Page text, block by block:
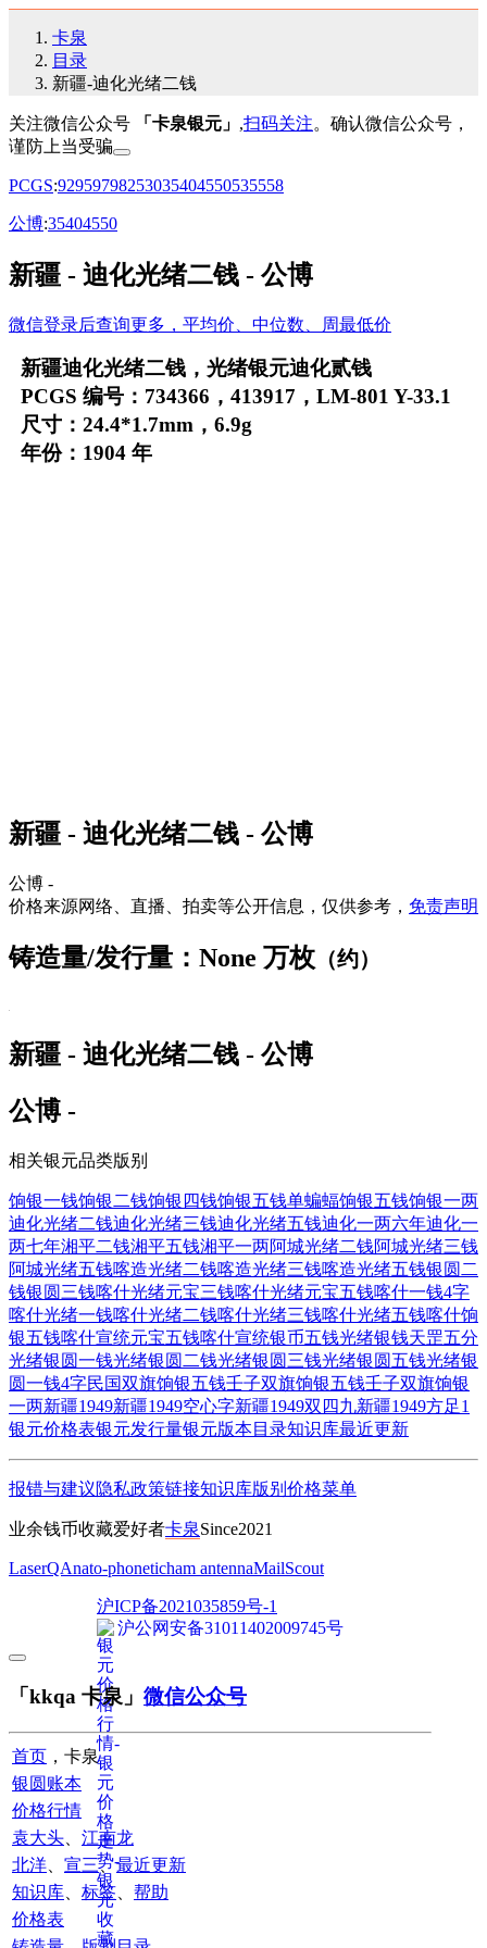
卡泉
目录
新疆-迪化光绪二钱
关注微信公众号 「卡泉银元」 ,扫码关注。确认微信公众号，
谨防上当受骗
PCGS:92959798253035404550535558
公博:35404550
新疆 - 迪化光绪二钱 - 公博
微信登录后查询更多，平均价、中位数、周最低价
新疆迪化光绪二钱，光绪银元迪化贰钱
PCGS 编号：734366，413917，LM-801 Y-33.1
尺寸：24.4*1.7mm，6.9g
年份：1904 年
新疆 - 迪化光绪二钱 - 公博
公博 -
价格来源网络、直播、拍卖等公开信息，仅供参考， 免责声明
铸造量/发行量：None 万枚 （约）
新疆 - 迪化光绪二钱 - 公博
公博 -
相关银元品类版别
饷银一钱饷银二钱饷银四钱饷银五钱单蝙蝠饷银五钱饷银一两
迪化光绪二钱迪化光绪三钱迪化光绪五钱迪化一两六年迪化一
两七年湘平二钱湘平五钱湘平一两阿城光绪二钱阿城光绪三钱
阿城光绪五钱喀造光绪二钱喀造光绪三钱喀造光绪五钱银圆二
钱银圆三钱喀什光绪元宝三钱喀什光绪元宝五钱喀什一钱4字
喀什光绪一钱喀什光绪二钱喀什光绪三钱喀什光绪五钱喀什饷
银五钱喀什宣统元宝五钱喀什宣统银币五钱光绪银钱天罡五分
光绪银圆一钱光绪银圆二钱光绪银圆三钱光绪银圆五钱光绪银
圆一钱4字民国双旗饷银五钱壬子双旗饷银五钱壬子双旗饷银
一两新疆1949新疆1949空心字新疆1949双四九新疆1949方足1
银元价格表银元发行量银元版本目录知识库最近更新
报错与建议隐私政策链接知识库版别 价格菜单
业余钱币收藏爱好者卡泉Since2021
LaserQAnato-phoneticham antennaMailScout
沪ICP备2021035859号-1
沪公网安备31011402009745号
「kkqa 卡泉」 微信公众号
首页 ，卡泉
银圆账本
价格行情
袁大头
江南龙
北洋
宣三、最近更新
知识库
标签
帮助
价格表